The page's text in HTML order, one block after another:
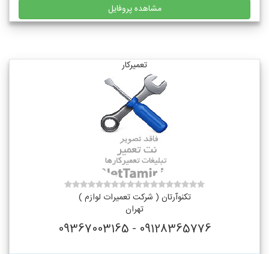
مشاهده پروفایل
تعمیرکار
تکنوآرتان ( شرکت تعمیرات لوازم )
تهران
09128365776 - 09367003165